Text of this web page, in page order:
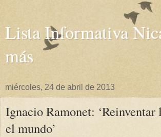
Lista Informativa
más
miércoles, 24 de abril de 2013
Ignacio Ramonet:
el mundo’